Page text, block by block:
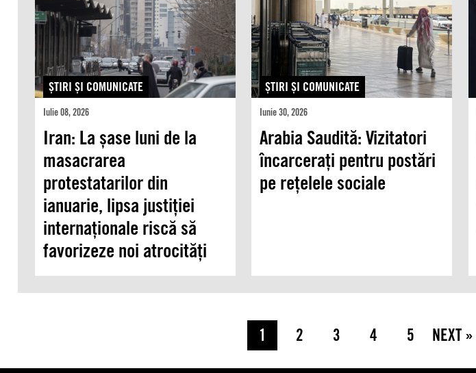
ŞTIRI ŞI COMUNICATE
Iulie 08, 2026
Iran: La șase luni de la
masacrarea
protestatarilor din
ianuarie, lipsa justiției
internaționale riscă să
favorizeze noi atrocități
ŞTIRI ŞI COMUNICATE
Iunie 30, 2026
Arabia Saudită: Vizitatori
încarcerați pentru postări
pe rețelele sociale
1 2 3 4 5 NEXT »